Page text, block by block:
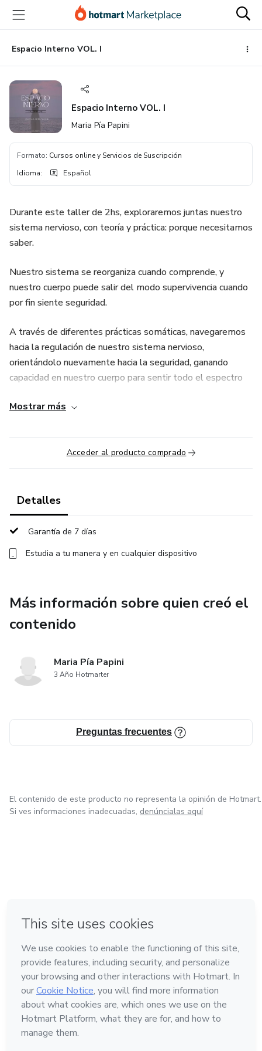
principal
página
de
página
Espacio Interno VOL. I
Espacio Interno VOL. I
Maria Pía Papini
Formato: Cursos online y Servicios de Suscripción
Idioma: Español
Durante este taller de 2hs, exploraremos juntas nuestro
sistema nervioso, con teoría y práctica: porque necesitamos
saber.
Nuestro sistema se reorganiza cuando comprende, y
nuestro cuerpo puede salir del modo supervivencia cuando
por fin siente seguridad.
A través de diferentes prácticas somáticas, navegaremos
hacia la regulación de nuestro sistema nervioso,
orientándolo nuevamente hacia la seguridad, ganando
capacidad en nuestro cuerpo para sentir todo el espectro
más recursos, habremos ampliado nuestra ventana de
tolerancia, sentiremos más seguridad en nuestro cuerpo,
miraremos con compasión la vergüenza y la culpa.
Podremos sentir enojo, tristeza, asco, alegría y amor de
una manera segura y regulada.
Mostrar más
Acceder al producto comprado
Detalles
Garantía de 7 días
Estudia a tu manera y en cualquier dispositivo
Más información sobre quien creó el
contenido
Maria Pía Papini
3 Año Hotmarter
Preguntas frecuentes
El contenido de este producto no representa la opinión de Hotmart.
Si ves informaciones inadecuadas, denúncialas aquí
Hecho con❤ en Belo Horizonte
Conoce Hotmart
Idioma
Español